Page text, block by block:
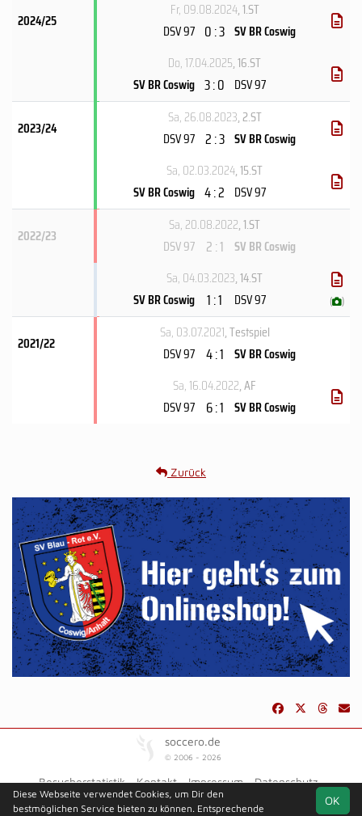
2024/25
Fr, 09.08.2024, 1.ST
DSV 97 0 : 3 SV BR Coswig
Do, 17.04.2025, 16.ST
SV BR Coswig 3 : 0 DSV 97
2023/24
Sa, 26.08.2023, 2.ST
DSV 97 2 : 3 SV BR Coswig
Sa, 02.03.2024, 15.ST
SV BR Coswig 4 : 2 DSV 97
2022/23
Sa, 20.08.2022, 1.ST
DSV 97 2 : 1 SV BR Coswig
Sa, 04.03.2023, 14.ST
SV BR Coswig 1 : 1 DSV 97 ( )
2021/22
Sa, 03.07.2021, Testspiel
DSV 97 4 : 1 SV BR Coswig
Sa, 16.04.2022, AF
DSV 97 6 : 1 SV BR Coswig
Zurück
soccero.de
© 2006 - 2026
Besucherstatistik Kontakt Impressum
Datenschutz
OK
Diese Webseite verwendet Cookies, um Dir den
bestmöglichen Service bieten zu können. Entsprechende